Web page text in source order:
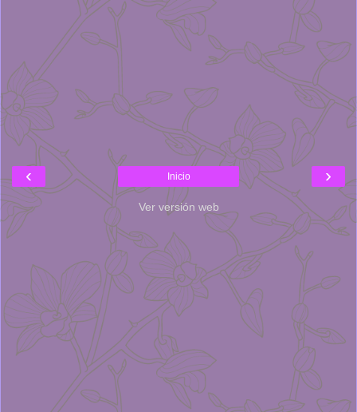
‹ ›
Inicio
Ver versión web